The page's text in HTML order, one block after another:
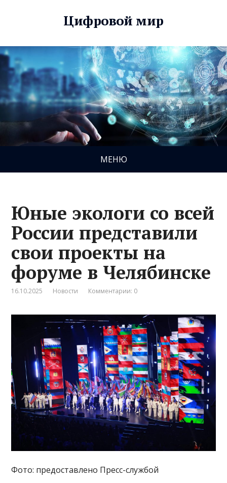
Цифровой мир
МЕНЮ
Юные экологи со всей
России представили
свои проекты на
форуме в Челябинске
16.10.2025 Новости Комментарии: 0
Фото: предоставлено Пресс-службой